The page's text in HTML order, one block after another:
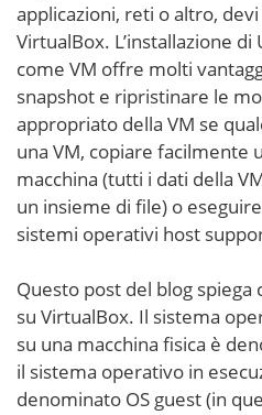
applicazioni, reti o altro,
VirtualBox. L’installazione
come VM offre molti
snapshot e ripristinare le
appropriato della VM se
una VM, copiare facilmente
macchina (tutti i dati della
un insieme di file) o
sistemi operativi host
Questo post del blog
su VirtualBox. Il sistema
su una macchina fisica è
il sistema operativo in
denominato OS guest (in